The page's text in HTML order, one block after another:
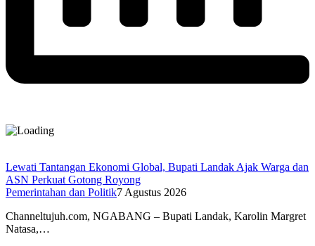
Lewati Tantangan Ekonomi Global, Bupati Landak Ajak Warga dan
ASN Perkuat Gotong Royong
Pemerintahan dan Politik7 Agustus 2026
Channeltujuh.com, NGABANG – Bupati Landak, Karolin Margret
Natasa,…